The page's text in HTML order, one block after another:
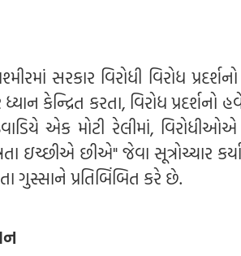
સરકાર વિરોધી વિરોધ
કેન્દ્રિત કરતા, વિરોધ પ્રદર્શનો
એક મોટી રેલીમાં, વિરોધીઓએ
ઇચ્છીએ છીએ" જેવા સૂત્રોચ્ચાર
ગુસ્સાને પ્રતિબિંબિત કરે છે.